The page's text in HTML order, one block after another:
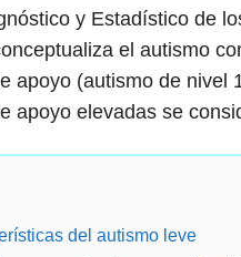
y Estadístico de
el autismo
apoyo (autismo de nivel
apoyo elevadas se
del autismo leve